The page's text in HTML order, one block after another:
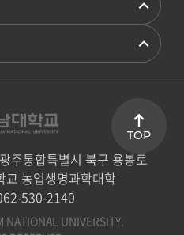
주통합특별시 북구 용봉로
농업생명과학대학
530-2140
UNIVERSITY.
TOP